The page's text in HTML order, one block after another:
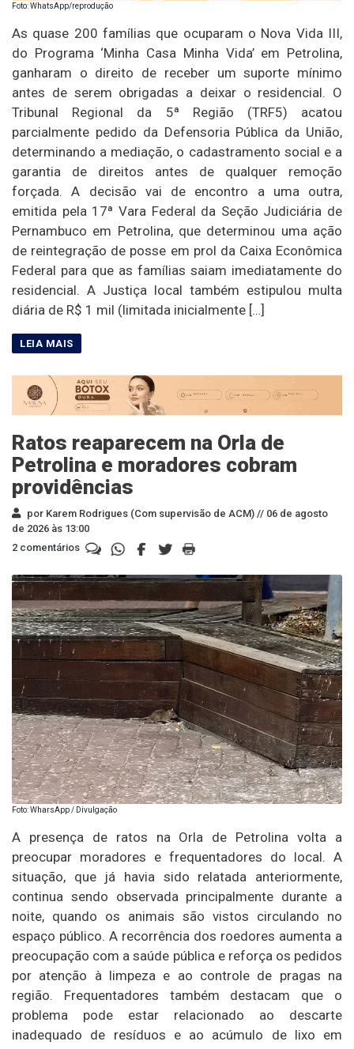
Foto: WhatsApp/reprodução
As quase 200 famílias que ocuparam o Nova Vida III,
do Programa ‘Minha Casa Minha Vida’ em Petrolina,
ganharam o direito de receber um suporte mínimo
antes de serem obrigadas a deixar o residencial. O
Tribunal Regional da 5ª Região (TRF5) acatou
parcialmente pedido da Defensoria Pública da União,
determinando a mediação, o cadastramento social e a
garantia de direitos antes de qualquer remoção
forçada. A decisão vai de encontro a uma outra,
emitida pela 17ª Vara Federal da Seção Judiciária de
Pernambuco em Petrolina, que determinou uma ação
de reintegração de posse em prol da Caixa Econômica
Federal para que as famílias saiam imediatamente do
residencial. A Justiça local também estipulou multa
diária de R$ 1 mil (limitada inicialmente […]
Ratos reaparecem na Orla de
Petrolina e moradores cobram
providências
por Karem Rodrigues (Com supervisão de ACM) // 06 de agosto
de 2026 às 13:00
2 comentários
Foto: WharsApp / Divulgação
A presença de ratos na Orla de Petrolina volta a
preocupar moradores e frequentadores do local. A
situação, que já havia sido relatada anteriormente,
continua sendo observada principalmente durante a
noite, quando os animais são vistos circulando no
espaço público. A recorrência dos roedores aumenta a
preocupação com a saúde pública e reforça os pedidos
por atenção à limpeza e ao controle de pragas na
região. Frequentadores também destacam que o
problema pode estar relacionado ao descarte
inadequado de resíduos e ao acúmulo de lixo em